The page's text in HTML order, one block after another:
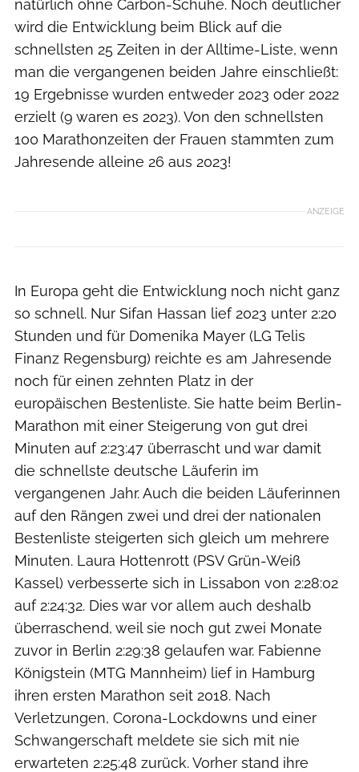
natürlich ohne Carbon-Schuhe. Noch deutlicher
wird die Entwicklung beim Blick auf die
schnellsten 25 Zeiten in der Alltime-Liste, wenn
man die vergangenen beiden Jahre einschließt:
19 Ergebnisse wurden entweder 2023 oder 2022
erzielt (9 waren es 2023). Von den schnellsten
100 Marathonzeiten der Frauen stammten zum
Jahresende alleine 26 aus 2023!
ANZEIGE
In Europa geht die Entwicklung noch nicht ganz
so schnell. Nur Sifan Hassan lief 2023 unter 2:20
Stunden und für Domenika Mayer (LG Telis
Finanz Regensburg) reichte es am Jahresende
noch für einen zehnten Platz in der
europäischen Bestenliste. Sie hatte beim Berlin-
Marathon mit einer Steigerung von gut drei
Minuten auf 2:23:47 überrascht und war damit
die schnellste deutsche Läuferin im
vergangenen Jahr. Auch die beiden Läuferinnen
auf den Rängen zwei und drei der nationalen
Bestenliste steigerten sich gleich um mehrere
Minuten. Laura Hottenrott (PSV Grün-Weiß
Kassel) verbesserte sich in Lissabon von 2:28:02
auf 2:24:32. Dies war vor allem auch deshalb
überraschend, weil sie noch gut zwei Monate
zuvor in Berlin 2:29:38 gelaufen war. Fabienne
Königstein (MTG Mannheim) lief in Hamburg
ihren ersten Marathon seit 2018. Nach
Verletzungen, Corona-Lockdowns und einer
Schwangerschaft meldete sie sich mit nie
erwarteten 2:25:48 zurück. Vorher stand ihre